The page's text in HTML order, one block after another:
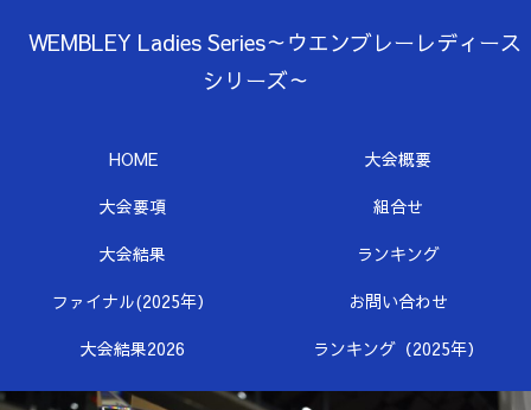
WEMBLEY Ladies Series～ウエンブレーレディース
シリーズ～
HOME
大会概要
大会要項
組合せ
大会結果
ランキング
ファイナル(2025年）
お問い合わせ
大会結果2026
ランキング（2025年）